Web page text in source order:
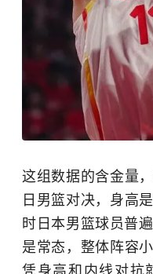
这组数据的含金量
日男篮对决，身高
时日本男篮球员普
是常态，整体阵容
凭身高和内线对抗